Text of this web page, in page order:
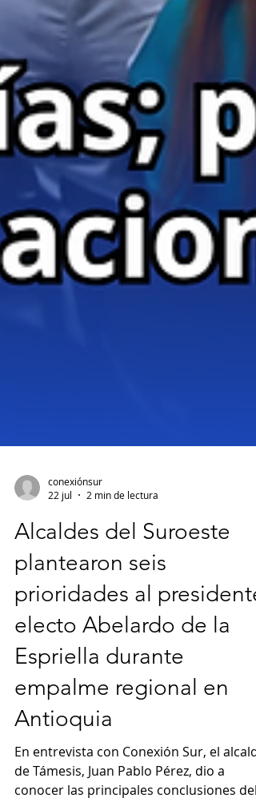
22 jul
2 min de lectura
Alcaldes del Suroeste
plantearon seis
prioridades al presidente
electo Abelardo de la
Espriella durante
empalme regional en
Antioquia
En entrevista con Conexión Sur, el alcalde